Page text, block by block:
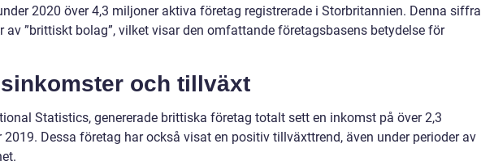
2020 över 4,3 miljoner aktiva företag registrerade i Storbritannien. Denna siffra
av ”brittiskt bolag”, vilket visar den omfattande företagsbasens betydelse för
och tillväxt
Statistics, genererade brittiska företag totalt sett en inkomst på över 2,3
2019. Dessa företag har också visat en positiv tillväxttrend, även under perioder av